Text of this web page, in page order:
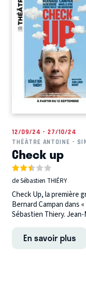
12/09/24 - 27/10/24
THÉÂTRE ANTOINE -
Check up
de Sébastien THIÉRY
Check Up, la première
Bernard Campan dans
Sébastien Thiery.
En savoir plus